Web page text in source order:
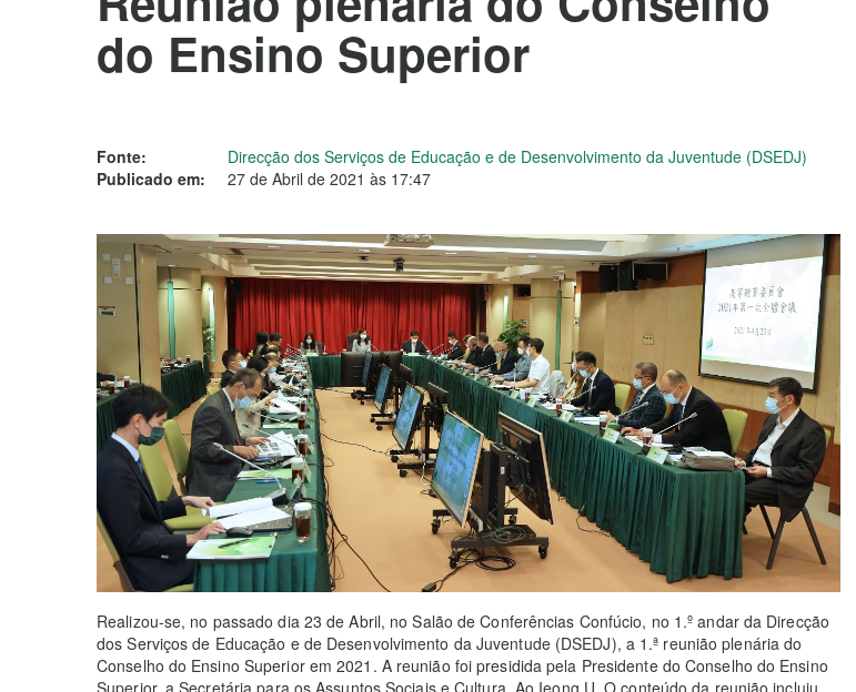
do Ensino Superior
Fonte:
Direcção dos Serviços de Educação e de Desenvolvimento da Juventude (DSEDJ)
Publicado em:
27 de Abril de 2021 às 17:47
Realizou-se, no passado dia 23 de Abril, no Salão de Conferências Confúcio, no 1.º andar da Direcção
dos Serviços de Educação e de Desenvolvimento da Juventude (DSEDJ), a 1.ª reunião plenária do
Conselho do Ensino Superior em 2021. A reunião foi presidida pela Presidente do Conselho do Ensino
Superior, a Secretária para os Assuntos Sociais e Cultura, Ao Ieong U. O conteúdo da reunião incluiu